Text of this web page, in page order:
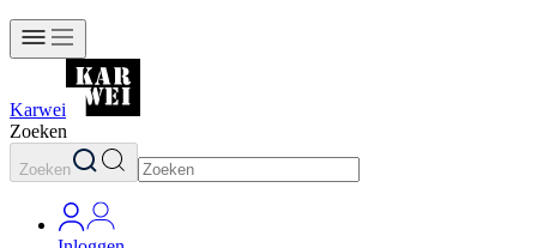
Karwei
Zoeken
Zoeken